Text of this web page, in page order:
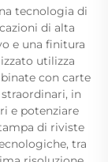
tecnologia di
di alta
e una finitura
utilizza
con carte
in
e potenziare
di riviste
tra